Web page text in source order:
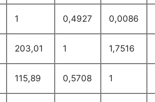
1 0,4927 0,0086
203,01 1 1,7516
115,89 0,5708 1